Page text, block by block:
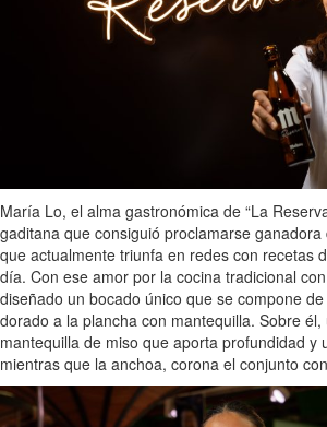
María Lo, el alma gastronómica de “La
gaditana que consiguió proclamarse
que actualmente triunfa en redes con recetas
día. Con ese amor por la cocina tradicional
diseñado un bocado único que se compone
dorado a la plancha con mantequilla. Sobre él,
mantequilla de miso que aporta profundidad y
mientras que la anchoa, corona el conjunto